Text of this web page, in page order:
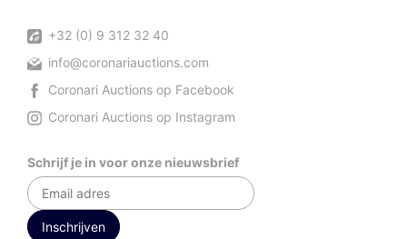
+32 (0) 9 312 32 40
info@coronariauctions.com
Coronari Auctions op Facebook
Coronari Auctions op Instagram
Schrijf je in voor onze nieuwsbrief